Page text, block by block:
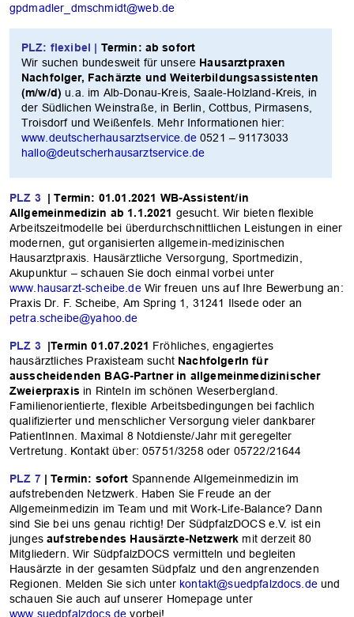
gpdmadler_dmschmidt@web.de
PLZ: flexibel | Termin: ab sofort
Wir suchen bundesweit für unsere Hausarztpraxen
Nachfolger, Fachärzte und Weiterbildungsassistenten
(m/w/d) u.a. im Alb-Donau-Kreis, Saale-Holzland-Kreis, in
der Südlichen Weinstraße, in Berlin, Cottbus, Pirmasens,
Troisdorf und Weißenfels. Mehr Informationen hier:
www.deutscherhausarztservice.de0521 – 91173033
hallo@deutscherhausarztservice.de
PLZ 3| Termin: 01.01.2021 WB-Assistent/in
Allgemeinmedizin ab 1.1.2021 gesucht. Wir bieten flexible
Arbeitszeitmodelle bei überdurchschnittlichen Leistungen in einer
modernen, gut organisierten allgemein-medizinischen
Hausarztpraxis. Hausärztliche Versorgung, Sportmedizin,
Akupunktur – schauen Sie doch einmal vorbei unter
www.hausarzt-scheibe.deWir freuen uns auf Ihre Bewerbung an:
Praxis Dr. F. Scheibe, Am Spring 1, 31241 Ilsede oder an
petra.scheibe@yahoo.de
PLZ 3|Termin 01.07.2021 Fröhliches, engagiertes
hausärztliches Praxisteam sucht NachfolgerIn für
ausscheidenden BAG-Partner in allgemeinmedizinischer
Zweierpraxis in Rinteln im schönen Weserbergland.
Familienorientierte, flexible Arbeitsbedingungen bei fachlich
qualifizierter und menschlicher Versorgung vieler dankbarer
PatientInnen. Maximal 8 Notdienste/Jahr mit geregelter
Vertretung. Kontakt über: 05751/3258 oder 05722/21644
PLZ 7| Termin: sofort Spannende Allgemeinmedizin im
aufstrebenden Netzwerk. Haben Sie Freude an der
Allgemeinmedizin im Team und mit Work-Life-Balance? Dann
sind Sie bei uns genau richtig! Der SüdpfalzDOCS e.V. ist ein
jungesaufstrebendes Hausärzte-Netzwerk mit derzeit 80
Mitgliedern. Wir SüdpfalzDOCS vermitteln und begleiten
Hausärzte in der gesamten Südpfalz und den angrenzenden
Regionen. Melden Sie sich unter kontakt@suedpfalzdocs.deund
schauen Sie auch auf unserer Homepage unter
www.suedpfalzdocs.de vorbei!